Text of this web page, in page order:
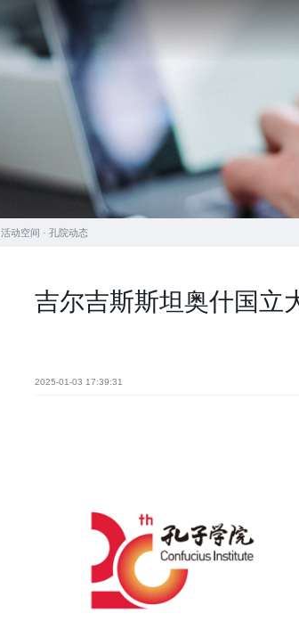
活动空间 · 孔院动态
吉尔吉斯斯坦奥什国立
2025-01-03 17:39:31